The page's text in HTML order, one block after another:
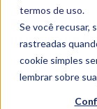
termos de uso.
Se você recusar,
rastreadas
cookie simples
lembrar sobre
Integrativa